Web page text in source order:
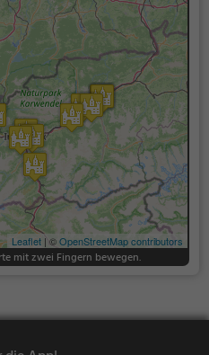
Leaflet | ©OpenStreetMap contributors
mit zwei Fingern bewegen.